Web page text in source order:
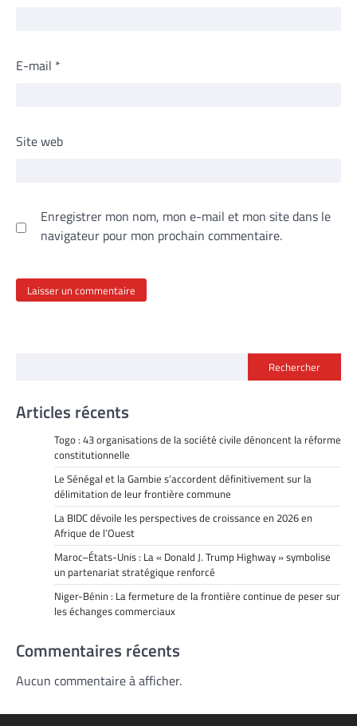
E-mail *
Site web
Enregistrer mon nom, mon e-mail et mon site dans le
navigateur pour mon prochain commentaire.
Rechercher
Articles récents
Togo : 43 organisations de la société civile dénoncent la réforme
constitutionnelle
Le Sénégal et la Gambie s’accordent définitivement sur la
délimitation de leur frontière commune
La BIDC dévoile les perspectives de croissance en 2026 en
Afrique de l’Ouest
Maroc–États-Unis : La « Donald J. Trump Highway » symbolise
un partenariat stratégique renforcé
Niger-Bénin : La fermeture de la frontière continue de peser sur
les échanges commerciaux
Commentaires récents
Aucun commentaire à afficher.